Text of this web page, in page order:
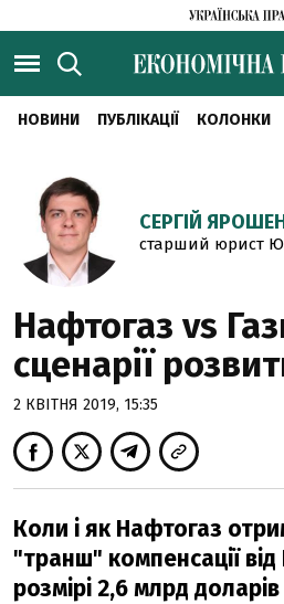
НОВИНИ ПУБЛІКАЦІЇ КОЛОНКИ
СЕРГІЙ
старший юрист
Нафтогаз vs
сценарії
2 КВІТНЯ 2019, 15:35
Коли і як Нафтогаз
"транш" компенсації
розмірі 2,6 млрд